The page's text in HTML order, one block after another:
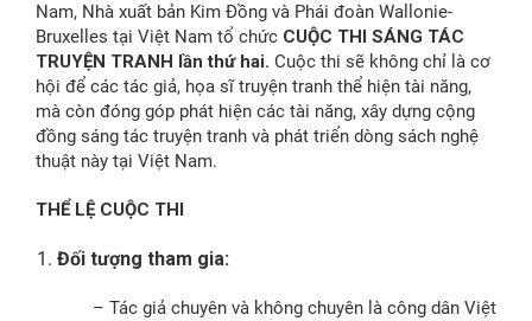
Nam, Nhà xuất bản Kim Đồng và Phái đoàn Wallonie-
Bruxelles tại Việt Nam tổ chức CUỘC THI SÁNG TÁC
TRUYỆN TRANH lần thứ hai. Cuộc thi sẽ không chỉ là cơ
hội để các tác giả, họa sĩ truyện tranh thể hiện tài năng,
mà còn đóng góp phát hiện các tài năng, xây dựng cộng
đồng sáng tác truyện tranh và phát triển dòng sách nghệ
thuật này tại Việt Nam.
THỂ LỆ CUỘC THI
Đối tượng tham gia:
– Tác giả chuyên và không chuyên là công dân Việt